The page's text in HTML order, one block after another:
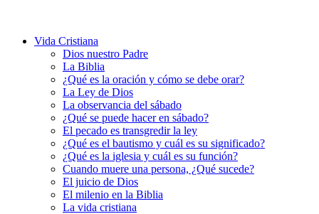
Vida Cristiana
Dios nuestro Padre
La Biblia
¿Qué es la oración y cómo se debe orar?
La Ley de Dios
La observancia del sábado
¿Qué se puede hacer en sábado?
El pecado es transgredir la ley
¿Qué es el bautismo y cuál es su significado?
¿Qué es la iglesia y cuál es su función?
Cuando muere una persona, ¿Qué sucede?
El juicio de Dios
El milenio en la Biblia
La vida cristiana